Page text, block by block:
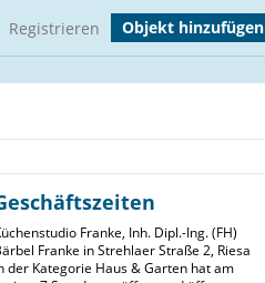
Registrieren Objekt hinzufügen
Franke, Inh. Dipl.-Ing. (FH)
Franke in Strehlaer Straße 2, Riesa
der Kategorie Haus & Garten hat am